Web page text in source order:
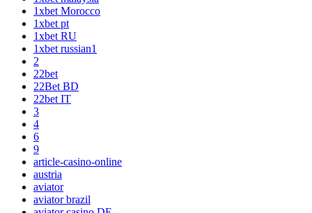
1xbet Morocco
1xbet pt
1xbet RU
1xbet russian1
2
22bet
22Bet BD
22bet IT
3
4
6
9
article-casino-online
austria
aviator
aviator brazil